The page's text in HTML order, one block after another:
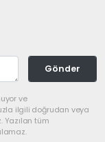
Gönder
ve
ilgili doğrudan veya
Yazılan tüm